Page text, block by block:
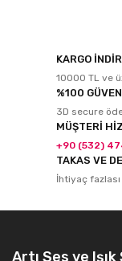
KARGO
10000 TL ve
%100
3D secure
MÜŞTERİ
+90 (532)
TAKAS VE
İhtiyaç
Artı Ses ve